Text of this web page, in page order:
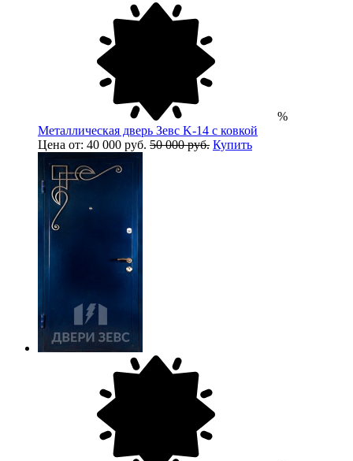
%
Металлическая дверь Зевс K-14 с ковкой
Цена от: 40 000 руб. 50 000 руб. Купить